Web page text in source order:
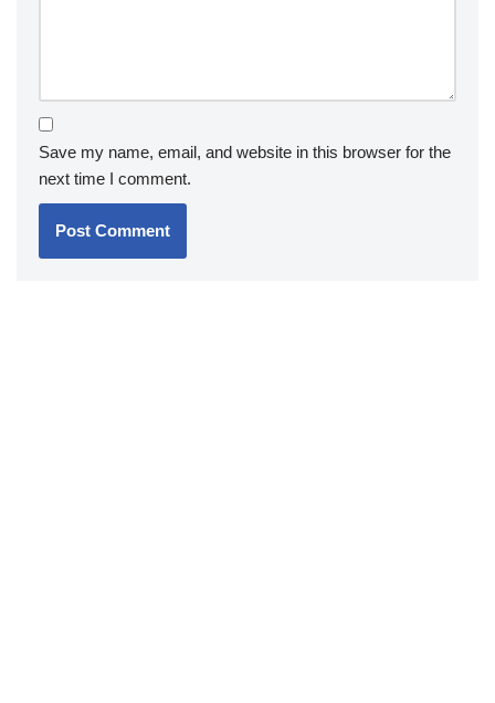
Save my name, email, and website in this browser for the
next time I comment.